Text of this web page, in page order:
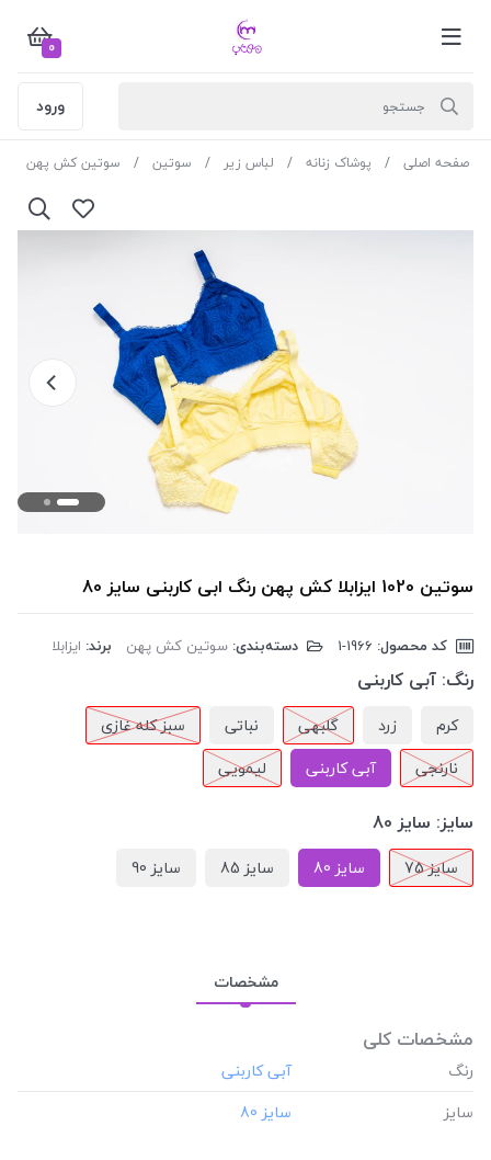
0
ورود
صفحه اصلی پوشاک زنانه لباس زیر سوتین سوتین کش پهن
سوتین 1020 ایزابلا کش پهن رنگ ابی کاربنی سایز 80
کد محصول: دسته‌بندی: سوتین کش پهن برند: ایزابلا
رنگ: آبی کاربنی
کرم زرد گلبهی نباتی
سبز کله غازی
نارنجی
آبی کاربنی لیمویی
سایز: سایز 80
سایز 75 سایز 80 سایز 85 سایز 90
مشخصات
مشخصات کلی
رنگ
سایز